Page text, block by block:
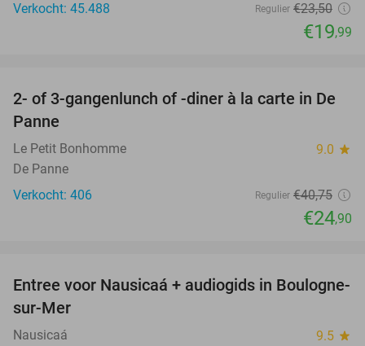
Verkocht: 45.488
Regulier €23,50
€19,99
39%
2- of 3-gangenlunch of -diner à la carte in De
Panne
Le Petit Bonhomme 9.0 star
De Panne
Verkocht: 406
Regulier €40,75
€24,90
27%
Entree voor Nausicaá + audiogids in Boulogne-
sur-Mer
Nausicaá 9.5 star